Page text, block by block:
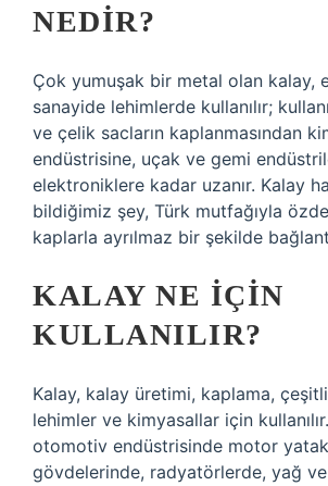
NEDIR?
Çok yumuşak bir metal olan kalay,
sanayide lehimlerde kullanılır;
ve çelik sacların kaplanmasından
endüstrisine, uçak ve gemi
elektroniklere kadar uzanır. Kalay
bildiğimiz şey, Türk mutfağıyla
kaplarla ayrılmaz bir şekilde
KALAY NE IÇIN
KULLANILIR?
Kalay, kalay üretimi, kaplama, çeşitli
lehimler ve kimyasallar için
otomotiv endüstrisinde motor
gövdelerinde, radyatörlerde, yağ